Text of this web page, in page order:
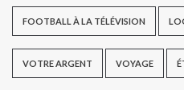
FOOTBALL À LA TÉLÉVISION
VOTRE ARGENT VOYAGE